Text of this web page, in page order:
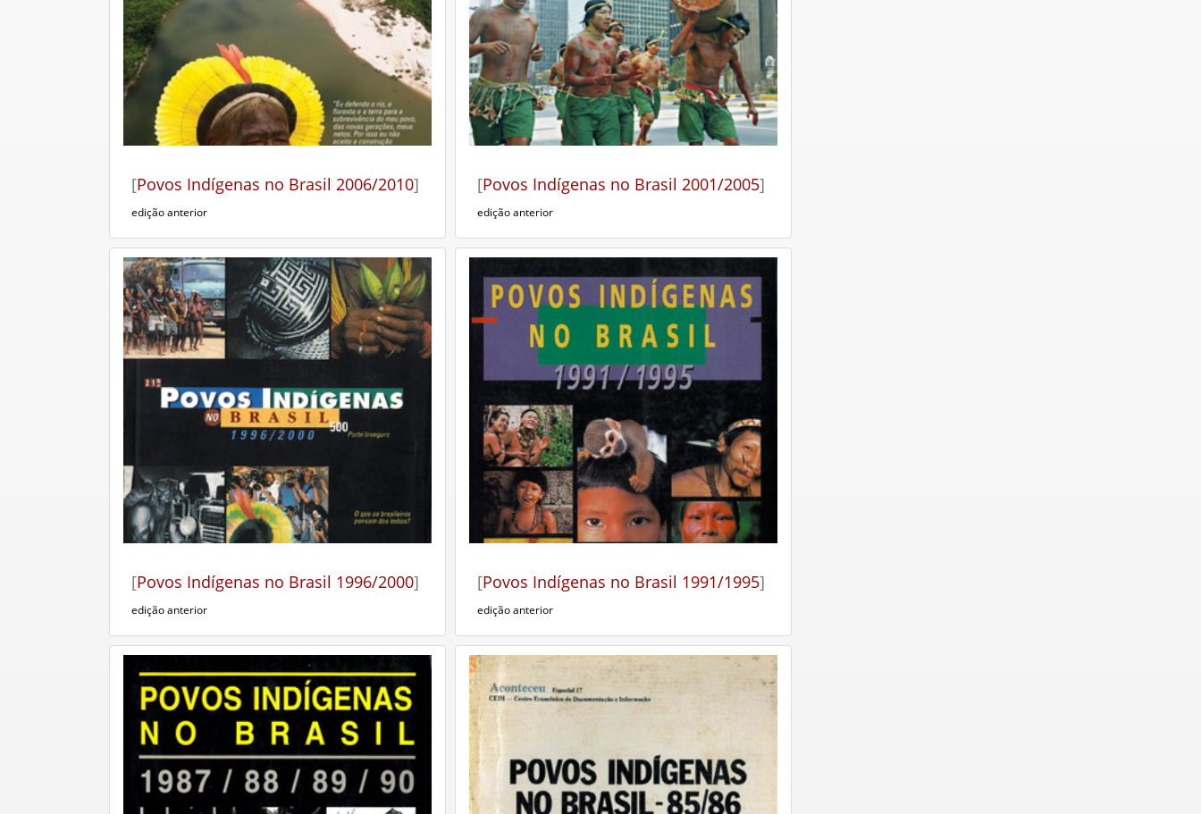
[Povos Indígenas no Brasil 2006/2010]
edição anterior
[Povos Indígenas no Brasil 2001/2005]
edição anterior
[Povos Indígenas no Brasil 1996/2000]
edição anterior
[Povos Indígenas no Brasil 1991/1995]
edição anterior